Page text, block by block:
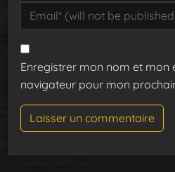
Enregistrer mon nom et mon
navigateur pour mon